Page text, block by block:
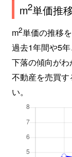
m2単価推
m2単価の推移
過去1年間や5
下落の傾向がわ
不動産を売買
い。